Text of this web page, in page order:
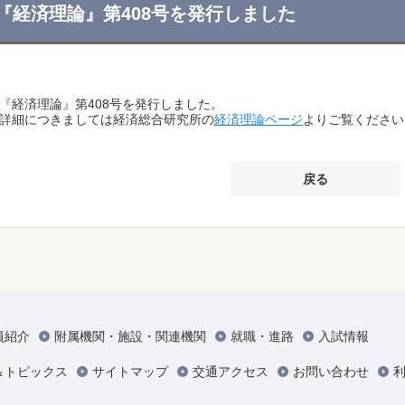
経済理論』第408号を発行しました
『経済理論』第408号を発行しました。
詳細につきましては経済総合研究所の経済理論ページよりご覧くださ
戻る
紹介 附属機関・施設・関連機関 就職・進路 入試情報
トピックス サイトマップ 交通アクセス お問い合わせ